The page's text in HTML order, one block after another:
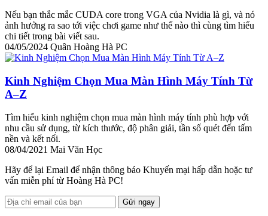
Nếu bạn thắc mắc CUDA core trong VGA của Nvidia là gì, và nó
ảnh hưởng ra sao tới việc chơi game như thế nào thì cùng tìm hiểu
chi tiết trong bài viết sau.
04/05/2024 Quân Hoàng Hà PC
Kinh Nghiệm Chọn Mua Màn Hình Máy Tính Từ
A–Z
Tìm hiểu kinh nghiệm chọn mua màn hình máy tính phù hợp với
nhu cầu sử dụng, từ kích thước, độ phân giải, tần số quét đến tấm
nền và kết nối.
08/04/2021 Mai Văn Học
Hãy để lại Email để nhận thông báo Khuyến mại hấp dẫn hoặc tư
vấn miễn phí từ Hoàng Hà PC!
Gửi ngay